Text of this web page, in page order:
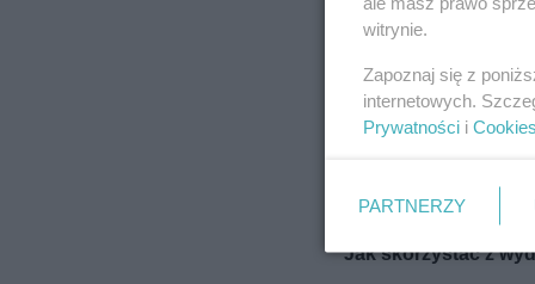
dodatkowa opłata?
Kiedy uruchamiany
Jak skorzystać z
witrynie.
Zapoznaj się z
internetowych.
Prywatności i Cookies
PARTNERZY